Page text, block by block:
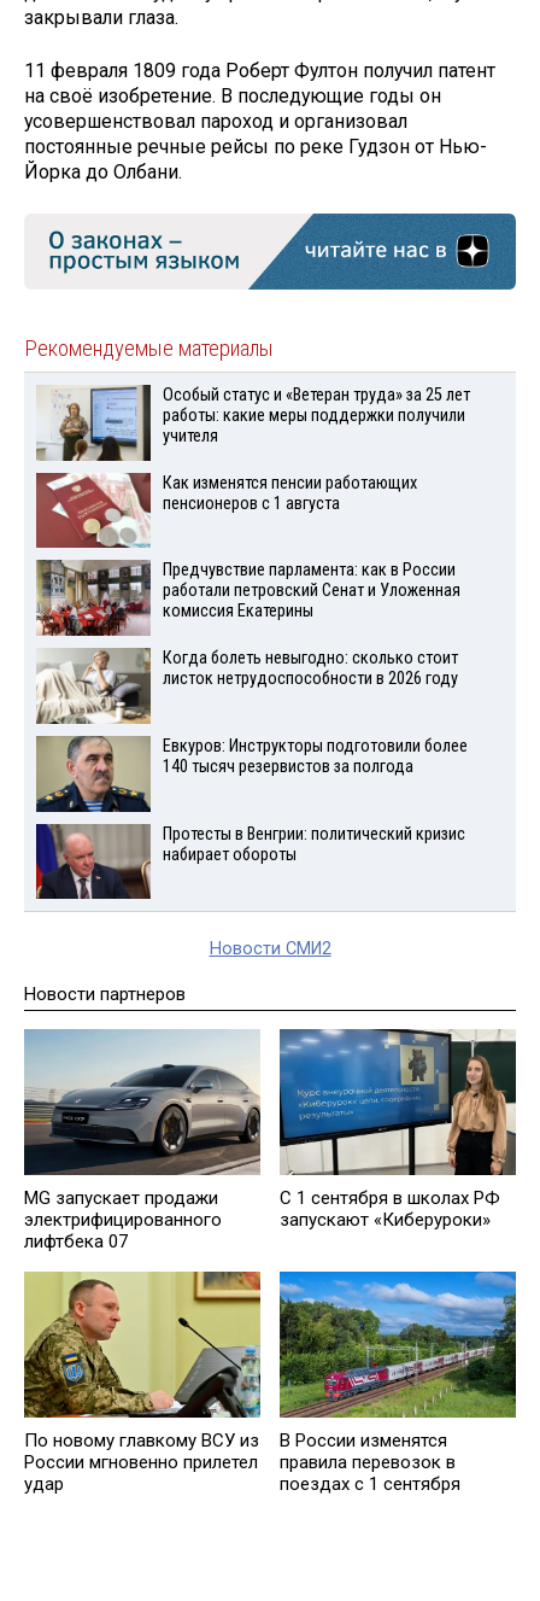
закрывали глаза.
11 февраля 1809 года Роберт Фултон получил патент
на своё изобретение. В последующие годы он
усовершенствовал пароход и организовал
постоянные речные рейсы по реке Гудзон от Нью-
Йорка до Олбани.
Рекомендуемые материалы
Особый статус и «Ветеран труда» за 25 лет
работы: какие меры поддержки получили
учителя
Как изменятся пенсии работающих
пенсионеров с 1 августа
Предчувствие парламента: как в России
работали петровский Сенат и Уложенная
комиссия Екатерины
Когда болеть невыгодно: сколько стоит
листок нетрудоспособности в 2026 году
Евкуров: Инструкторы подготовили более
140 тысяч резервистов за полгода
Протесты в Венгрии: политический кризис
набирает обороты
Новости СМИ2
Новости партнеров
MG запускает продажи
электрифицированного
лифтбека 07
С 1 сентября в школах РФ
запускают «Киберуроки»
По новому главкому ВСУ из
России мгновенно прилетел
удар
В России изменятся
правила перевозок в
поездах с 1 сентября